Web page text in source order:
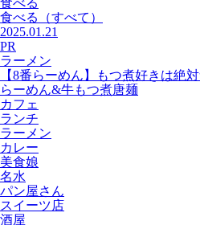
食べる
食べる
（すべて）
2025.01.21
PR
ラーメン
【8番らーめん】もつ煮好きは絶
らーめん&牛もつ煮唐麺
カフェ
ランチ
ラーメン
カレー
美食娘
名水
パン屋さん
スイーツ店
酒屋